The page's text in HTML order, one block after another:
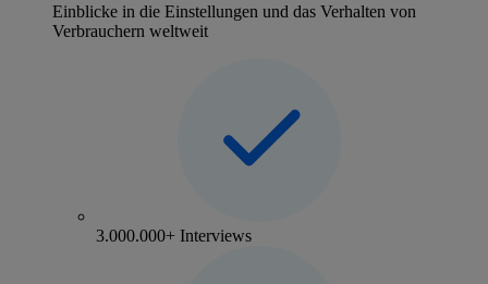
Einblicke in die Einstellungen und das Verhalten von
Verbrauchern weltweit
3.000.000+ Interviews